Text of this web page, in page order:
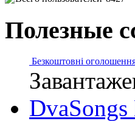
Полезные
Безкоштовні